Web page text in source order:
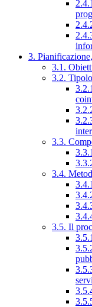
3.
3.1.
3.2.
3.3.
3.4.
3.5. Il